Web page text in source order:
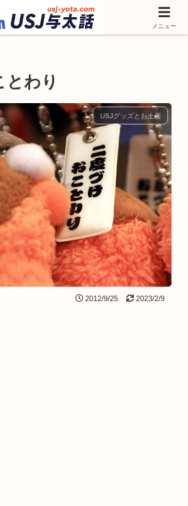
ンテンドーワールド アトラクションなどユニ
て情報収集しています
とわり
USJグッズとお土産
2012/9/25 2023/2/9
メニュー